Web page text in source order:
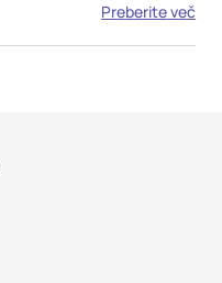
Preberite več